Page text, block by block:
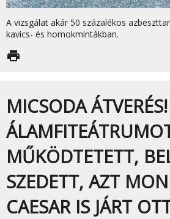
A vizsgálat akár 50 százalékos
kavics- és homokmintákban.
print
MICSODA ÁTVERÉS!
MŰKÖDTETETT,
SZEDETT, AZT
CAESAR IS JÁRT